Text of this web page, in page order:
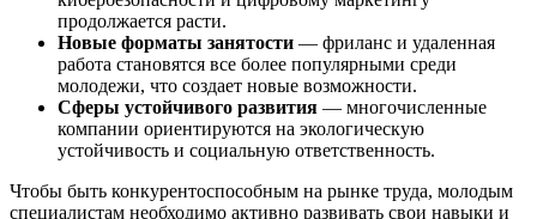
продолжается расти.
Новые форматы занятости — фриланс и удаленная
работа становятся все более популярными среди
молодежи, что создает новые возможности.
Сферы устойчивого развития — многочисленные
компании ориентируются на экологическую
устойчивость и социальную ответственность.
Чтобы быть конкурентоспособным на рынке труда, молодым
специалистам необходимо активно развивать свои навыки и